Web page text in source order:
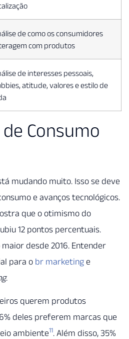
de como os consumidores
com produtos
de interesses pessoais,
atitude, valores e estilo de
Consumo
mudando muito. Isso se deve
e avanços tecnológicos.
que o otimismo do
12 pontos percentuais.
maior desde 2016. Entender
para o br marketing e
.
querem produtos
deles preferem marcas que
ambiente11. Além disso, 35%